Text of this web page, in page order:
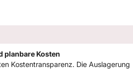
planbare Kosten
Kostentransparenz. Die Auslagerung